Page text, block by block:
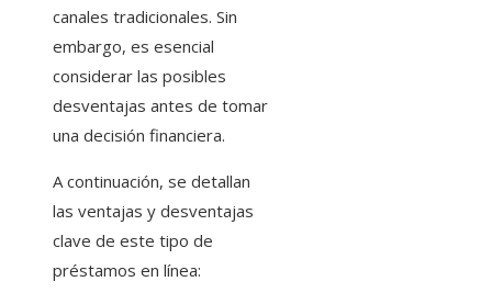
canales tradicionales. Sin
embargo, es esencial
considerar las posibles
desventajas antes de tomar
una decisión financiera.
A continuación, se detallan
las ventajas y desventajas
clave de este tipo de
préstamos en línea: